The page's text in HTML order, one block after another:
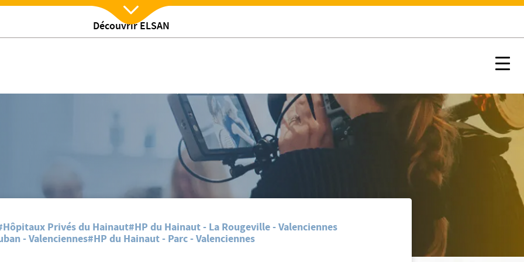
Découvrir ELSAN
professionnels de santé
Nx:Afficher menu
douleurs : une soirée de présentation pour les professionnels de santé
Privés du Hainaut#HP du Hainaut - La Rougeville - Valenciennes
- Valenciennes#HP du Hainaut - Parc - Valenciennes